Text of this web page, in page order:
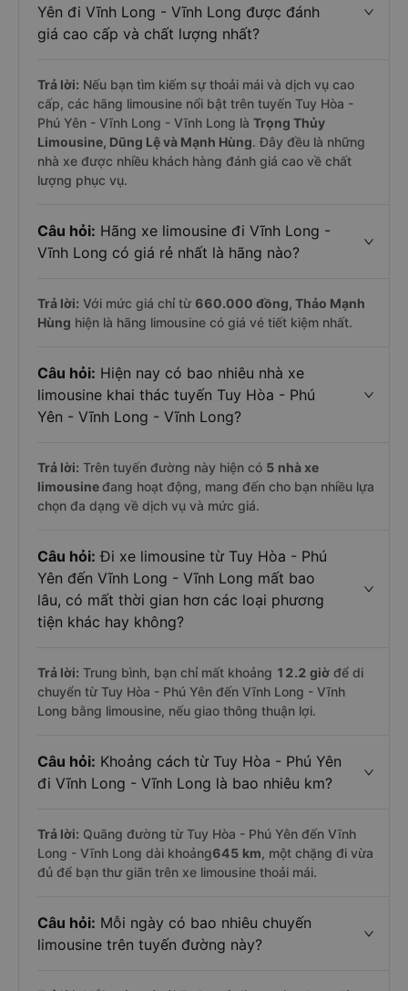
Yên đi Vĩnh Long - Vĩnh Long được đánh
giá cao cấp và chất lượng nhất?
Trả lời: Nếu bạn tìm kiếm sự thoải mái và dịch vụ cao
cấp, các hãng limousine nổi bật trên tuyến Tuy Hòa -
Phú Yên - Vĩnh Long - Vĩnh Long là Trọng Thủy
Limousine, Dũng Lệ và Mạnh Hùng. Đây đều là những
nhà xe được nhiều khách hàng đánh giá cao về chất
lượng phục vụ.
Câu hỏi: Hãng xe limousine đi Vĩnh Long -
Vĩnh Long có giá rẻ nhất là hãng nào?
Trả lời: Với mức giá chỉ từ 660.000 đồng, Thảo Mạnh
Hùng hiện là hãng limousine có giá vé tiết kiệm nhất.
Câu hỏi: Hiện nay có bao nhiêu nhà xe
limousine khai thác tuyến Tuy Hòa - Phú
Yên - Vĩnh Long - Vĩnh Long?
Trả lời: Trên tuyến đường này hiện có 5 nhà xe
limousineđang hoạt động, mang đến cho bạn nhiều lựa
chọn đa dạng về dịch vụ và mức giá.
Câu hỏi: Đi xe limousine từ Tuy Hòa - Phú
Yên đến Vĩnh Long - Vĩnh Long mất bao
lâu, có mất thời gian hơn các loại phương
tiện khác hay không?
Trả lời: Trung bình, bạn chỉ mất khoảng 12.2 giờ để di
chuyển từ Tuy Hòa - Phú Yên đến Vĩnh Long - Vĩnh
Long bằng limousine, nếu giao thông thuận lợi.
Câu hỏi: Khoảng cách từ Tuy Hòa - Phú Yên
đi Vĩnh Long - Vĩnh Long là bao nhiêu km?
Trả lời: Quãng đường từ Tuy Hòa - Phú Yên đến Vĩnh
Long - Vĩnh Long dài khoảng645 km, một chặng đi vừa
đủ để bạn thư giãn trên xe limousine thoải mái.
Câu hỏi: Mỗi ngày có bao nhiêu chuyến
limousine trên tuyến đường này?